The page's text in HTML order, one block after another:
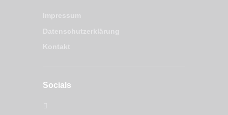
Impressum
Datenschutzerklärung
Kontakt
Socials